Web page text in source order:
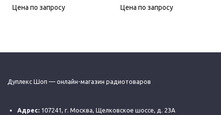
Цена по запросу
Цена по запросу
Дуплекс Шоп — онлайн-магазин радиотоваров
Адрес: 107241, г. Москва, Щелковское шоссе, д. 23А